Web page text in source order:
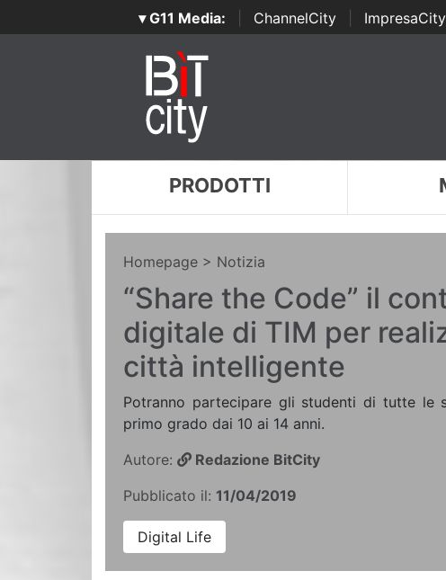
▾ G11 Media: ChannelCity ImpresaCity
PRODOTTI
Homepage > Notizia
“Share the Code” il
digitale di TIM per
città intelligente
Potranno partecipare gli studenti di tutte le
primo grado dai 10 ai 14 anni.
Autore:
Redazione BitCity
Pubblicato il: 11/04/2019
Digital Life